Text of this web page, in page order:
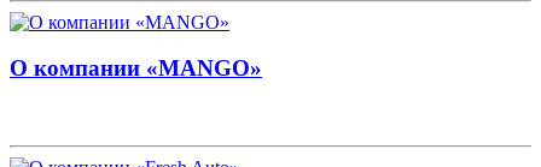
О компании «MANGO»